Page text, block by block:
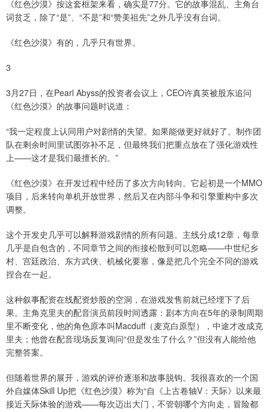
《红色沙漠》按这套框架来看，确实是77分。它的故事混乱、主角台
词贫乏，除了“是”、“不是”和“赞美祖先”之外几乎没有台词。
《红色沙漠》有的，几乎只有世界。
3
3月27日，在Pearl Abyss的投资者会议上，CEO许真英被股东追问
《红色沙漠》的故事问题时说道：
“我一定程度上认同用户对剧情的失望。如果能做更好就好了。制作团
队在剩余时间里试图弥补不足，但最终我们把重点放在了强化游戏性
上——这才是我们最擅长的。”
《红色沙漠》在开发过程中经历了多次方向转向。它起初是一个MMO
项目，后来转向单机开放世界，然后又在内部斗争和引擎重构中多次
调整。
这个开发史几乎可以解释游戏剧情的所有问题。主线分成12章，每章
几乎是自包含的，不同章节之间的衔接松散到可以忽略——中世纪乡
村、宫廷政治、东方武侠、机械化要塞，像是把几个完全不同的游戏
捏合在一起。
这种叙事配资在线配资炒股的空洞，在游戏发售前就已经埋下了后
果。主角克里夫的配音演员前段时间透露：剧本方向在5年的录制周期
里不断变化，他的角色原本叫Macduff（麦克白原型），中途才改成克
里夫；他曾在配音现场反复询问“但是发生了什么？”但没有人能给他
完整答案。
但随着世界的展开，游戏的评价逐渐和故事脱钩。我很喜欢的一个国
外自媒体Skill Up把《红色沙漠》称为“自《上古卷轴V：天际》以来最
接近天际体验的游戏——每次迈出大门，不管朝哪个方向走，冒险都